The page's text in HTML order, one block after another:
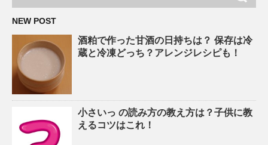
NEW POST
酒粕で作った甘酒の日持ちは？ 保存は冷
蔵と冷凍どっち？アレンジレシピも！
小さいっ の読み方の教え方は？子供に教
えるコツはこれ！